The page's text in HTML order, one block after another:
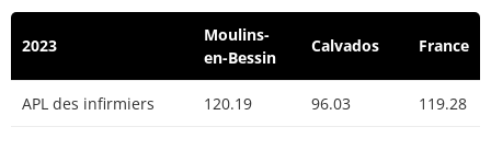
2023
Moulins-
en-Bessin
Calvados France
APL des infirmiers 120.19 96.03 119.28